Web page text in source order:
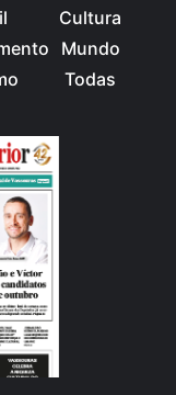
Cultura
Mundo
Todas